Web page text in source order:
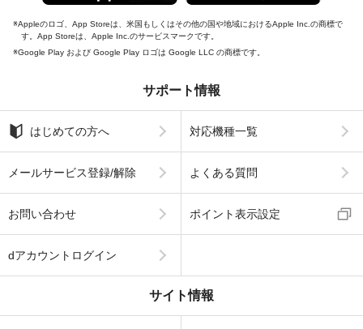
Appleのロゴ、App Storeは、米国もしくはその他の国や地域におけるApple Inc.の商標で
す。App Storeは、Apple Inc.のサービスマークです。
Google Play および Google Play ロゴは Google LLC の商標です。
サポート情報
はじめての方へ 対応機種一覧
メールサービス登録/解除 よくある質問
お問い合わせ ポイント表示設定
dアカウントログイン
サイト情報